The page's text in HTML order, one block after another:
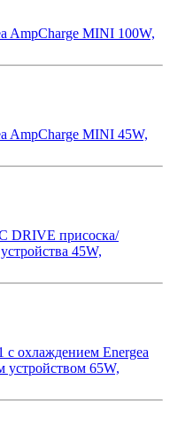
AmpCharge MINI 100W,
AmpCharge MINI 45W,
DRIVE присоска/
45W,
с охлаждением Energea
устройством 65W,